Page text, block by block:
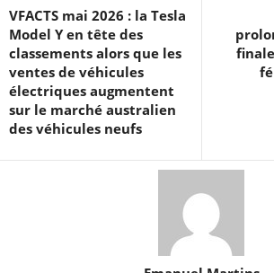
VFACTS mai 2026 : la Tesla
Model Y en tête des
classements alors que les
ventes de véhicules
électriques augmentent
sur le marché australien
des véhicules neufs